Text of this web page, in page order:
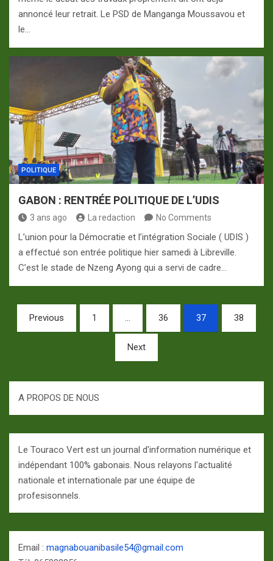
annoncé leur retrait. Le PSD de Manganga Moussavou et
le…
POLITIQUE
GABON : RENTRÉE POLITIQUE DE L’UDIS
3 ans ago La redaction No Comments
L’union pour la Démocratie et l’intégration Sociale ( UDIS )
a effectué son entrée politique hier samedi à Libreville.
C’est le stade de Nzeng Ayong qui a servi de cadre…
Pagination
des
Previous 1 … 36 37 38
Next
A PROPOS DE NOUS
Le Touraco Vert est un journal d'information numérique et
indépendant 100% gabonais. Nous relayons l'actualité
nationale et internationale par une équipe de
profesisonnels.
Email : magnabouanibasile54@gmail.com